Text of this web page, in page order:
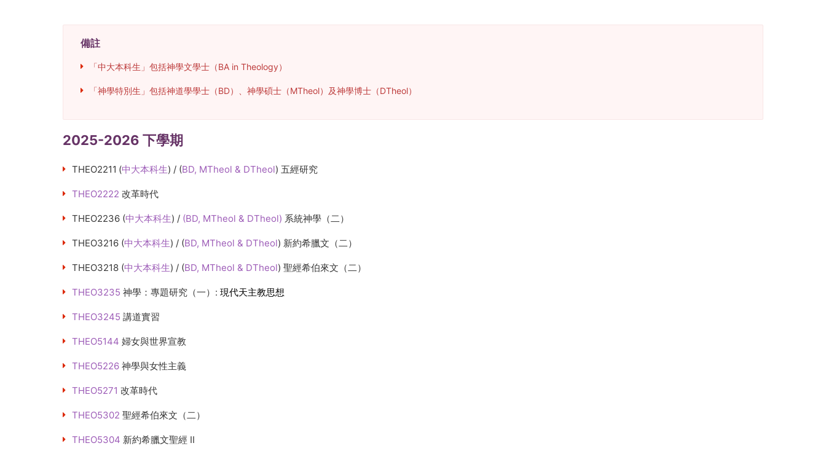
備註
「中大本科生」包括神學文學士（BA in Theology）
「神學特別生」包括神道學學士（BD）、神學碩士（MTheol）及神學博士（DTheol）
2025-2026 下學期
THEO2211 (中大本科生) / (BD, MTheol & DTheol) 五經研究
THEO2222 改革時代
THEO2236 (中大本科生) / (BD, MTheol & DTheol) 系統神學（二）
THEO3216 (中大本科生) / (BD, MTheol & DTheol) 新約希臘文（二）
THEO3218 (中大本科生) / (BD, MTheol & DTheol) 聖經希伯來文（二）
THEO3235 神學：專題研究（一）: 現代天主教思想
THEO3245 講道實習
THEO5144 婦女與世界宣教
THEO5226 神學與女性主義
THEO5271 改革時代
THEO5302 聖經希伯來文（二）
THEO5304 新約希臘文聖經 II